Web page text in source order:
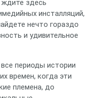
ждите здесь
инсталляций,
нечто гораздо
и удивительное
периоды истории
времен, когда эти
племена, до